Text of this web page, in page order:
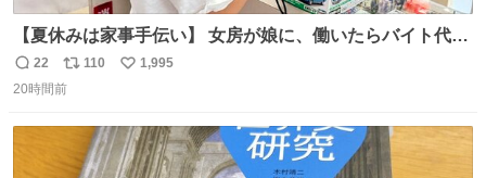
【夏休みは家事手伝い】 女房が娘に、働いたらバイト代も
らえば？と言ったら、娘は、いらない、と言って黙々と働
いてくれました。 あとでソフトクリーム買ってやろうと思
返
信
22
リ
ポ
数
110
い
数
1,995
20時間前